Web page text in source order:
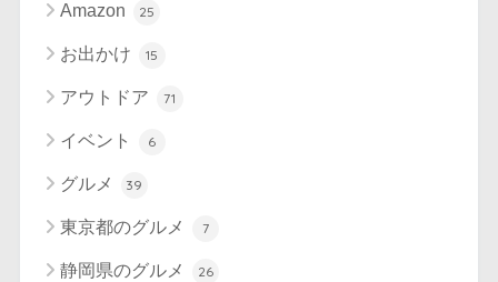
Amazon 25
お出かけ 15
アウトドア 71
イベント 6
グルメ 39
東京都のグルメ 7
静岡県のグルメ 26